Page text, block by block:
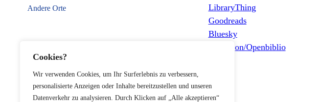
Cookies?
Wir verwenden Cookies, um Ihr Surferlebnis zu verbessern,
personalisierte Anzeigen oder Inhalte bereitzustellen und unseren
Datenverkehr zu analysieren. Durch Klicken auf „Alle akzeptieren“
Andere Orte
LibraryThing
Goodreads
Bluesky
Mastodon/Openbiblio